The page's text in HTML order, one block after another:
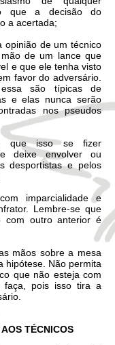
que a decisão do
a acertada;
opinião de um técnico
de um lance que
e que ele tenha visto
favor do adversário.
são típicas de
e elas nunca serão
nos pseudos
que isso se fizer
deixe envolver ou
desportistas e pelos
imparcialidade e
Lembre-se que
com outro anterior é
mãos sobre a mesa
hipótese. Não permita
que não esteja com
pois isso tira a
TÉCNICOS